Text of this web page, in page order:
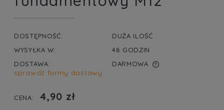
DOSTĘPNOŚĆ:
DUŻA ILOŚĆ
WYSYŁKA W:
48 GODZIN
DOSTAWA:
DARMOWA
CENA NIE ZAWIERA EWENTUALNYCH KOSZTÓW
sprawdź formy dostawy
CENA: 4,90 zł